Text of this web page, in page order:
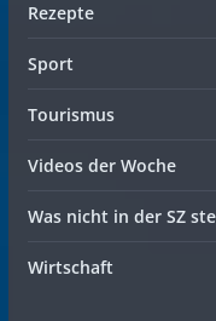
Rezepte
Sport
Tourismus
Videos der Woche
Was nicht in der SZ
Wirtschaft